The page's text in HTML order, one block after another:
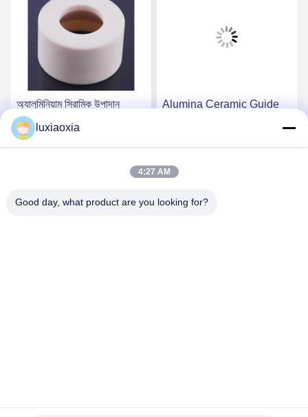
অ্যালুমিনিয়াম সিরামিক উপাদান
Al203 উচ্চ বৈদ্যুতিক বিচ্ছিন্নতা
Alumina Ceramic Guide
luxiaoxia
4:27 AM
Good day, what product are you looking for?